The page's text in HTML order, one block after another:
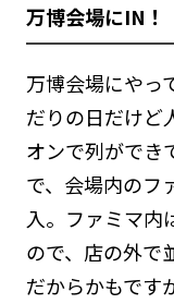
万博会場にIN
万博会場にやっ
だりの日だけど
オンで列ができ
で、会場内のフ
入。ファミマ内
ので、店の外で
だからかもです